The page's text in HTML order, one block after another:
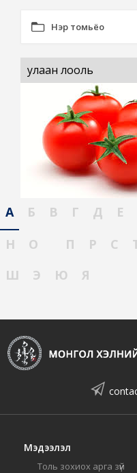
Нэр томьёо
улаан лооль
А Б В Г Д Е
Н
О П Р С
Ш
Э Ю Я
Мэдээлэл
Толь зохиох арга зүй